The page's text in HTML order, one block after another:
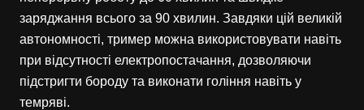
заряджання всього за 90 хвилин. Завдяки цій великій
автономності, тример можна використовувати навіть
при відсутності електропостачання, дозволяючи
підстригти бороду та виконати гоління навіть у
темряві.